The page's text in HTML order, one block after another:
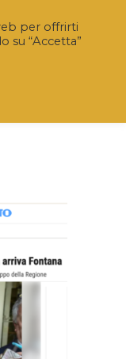
per offrirti
su “Accetta”
ore 16.00